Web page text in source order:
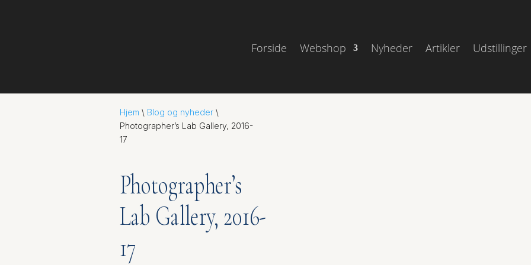
Forside Webshop Nyheder Artikler Udstillinger
Hjem \ Blog og nyheder \
Photographer’s Lab Gallery, 2016-
17
Photographer’s
Lab Gallery, 2016-
17